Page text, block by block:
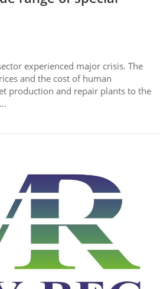
experienced major crisis. The
and the cost of human
production and repair plants to the